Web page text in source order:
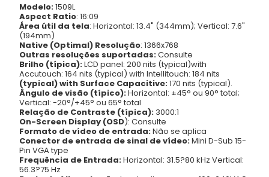
Modelo:1509L
Aspect Ratio: 16:09
Área útil da tela: Horizontal: 13.4" (344mm); Vertical: 7.6"
(194mm)
Native (Optimal) Resolução: 1366x768
Outras resoluções suportadas:Consulte
Brilho (típica):LCD panel: 200 nits (typical)with
Accutouch: 164 nits (typical) with Intellitouch: 184 nits
(typical) with Surface Capacitive:170 nits (typical).
Ângulo de visão (típico):Horizontal: ±45° ou 90° total;
Vertical: -20°/+45° ou 65° total
Relação de Contraste (típica): 3000:1
On-Screen Display (OSD): Consulte
Formato de vídeo de entrada:Não se aplica
Conector de entrada de sinal de vídeo:Mini D-Sub 15-
Pin VGA type
Frequência de Entrada:Horizontal: 31.5?80 kHz Vertical:
56.3?75 Hz